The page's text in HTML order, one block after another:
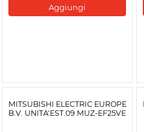
Aggiungi
MITSUBISHI ELECTRIC EUROPE
B.V. UNITA'EST.09 MUZ-EF25VE